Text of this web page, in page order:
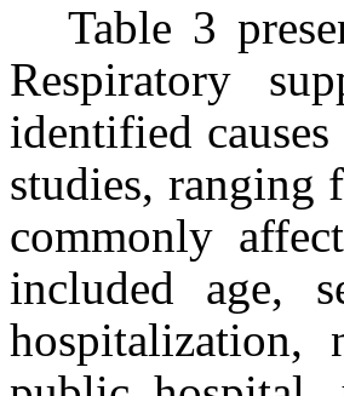
Table 3
Respiratory
identified
studies, ranging
commonly
included age,
hospitalization,